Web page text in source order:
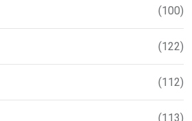
(100)
(122)
(112)
(113)